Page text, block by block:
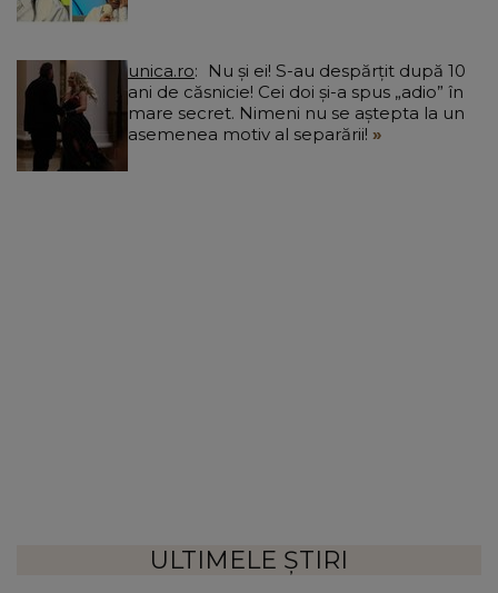
unica.ro
ani de căsnicie! Cei doi și-a spus „adio” în
mare secret. Nimeni nu se aștepta la un
asemenea motiv al separării!
ULTIMELE ȘTIRI